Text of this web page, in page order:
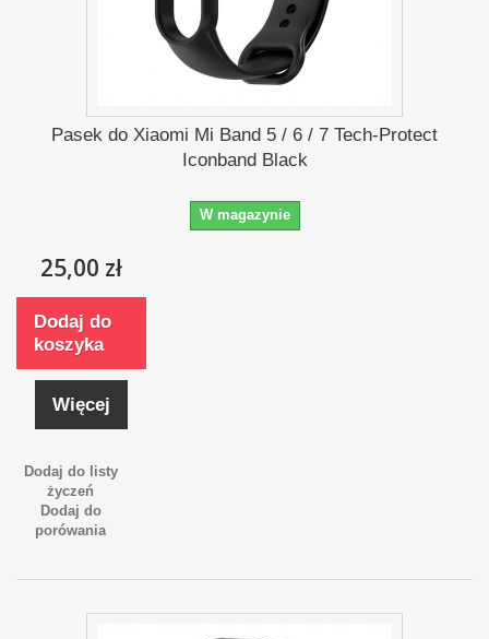
Pasek do Xiaomi Mi Band 5 / 6 / 7 Tech-Protect
Iconband Black
W magazynie
25,00 zł
Dodaj do
koszyka
Więcej
Dodaj do listy
życzeń
Dodaj do
porówania